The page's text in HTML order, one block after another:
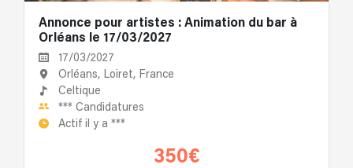
Annonce pour artistes : Animation du bar à
Orléans le 17/03/2027
17/03/2027
Orléans, Loiret, France
Celtique
*** Candidatures
Actif il y a ***
350€